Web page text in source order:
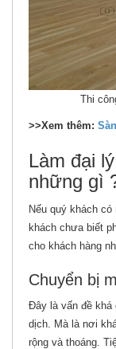
Thi
>>Xem thêm:
Làm đại
những gì
Nếu quý khách
khách chưa biết
cho khách hàng
Chuyển bị
Đây là vấn đề khá
dịch. Mà là nơi
rộng và thoáng.